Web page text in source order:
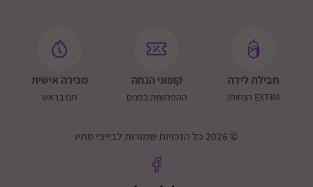
חבילת לידה
EXTRA הנחות!
קופוני הנחה
ההפתעות בפנים
מכירה אישית
תנו בראש
© 2026 כל הזכויות שמורות לבייבי סתיו